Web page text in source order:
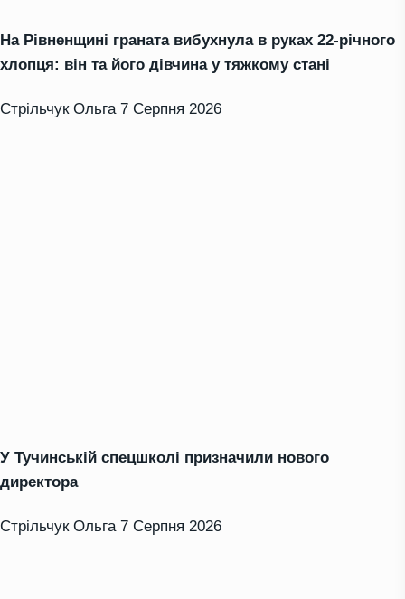
На Рівненщині граната вибухнула в руках 22-річного
хлопця: він та його дівчина у тяжкому стані
Стрільчук Ольга 7 Серпня 2026
У Тучинській спецшколі призначили нового
директора
Стрільчук Ольга 7 Серпня 2026